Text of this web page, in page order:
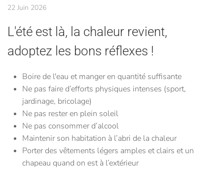
22 Juin 2026
L'été est là, la chaleur revient,
adoptez les bons réflexes !
Boire de l'eau et manger en quantité suffisante
Ne pas faire d’efforts physiques intenses (sport,
jardinage, bricolage)
Ne pas rester en plein soleil
Ne pas consommer d’alcool
Maintenir son habitation à l’abri de la chaleur
Porter des vêtements légers amples et clairs et un
chapeau quand on est à l’extérieur